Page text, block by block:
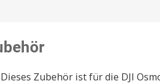
Dieses Zubehör ist für die DJI